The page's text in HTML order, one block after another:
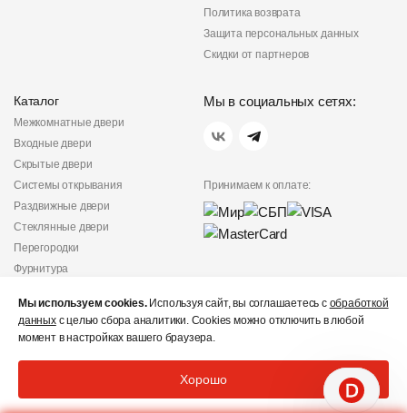
Политика возврата
Защита персональных данных
Скидки от партнеров
Каталог
Межкомнатные двери
Входные двери
Скрытые двери
Системы открывания
Раздвижные двери
Стеклянные двери
Перегородки
Фурнитура
Мы в социальных сетях:
Принимаем к оплате:
конфиденциальности
Не является публичной
© «Дверишоп» 2012 - 2026
Мы используем cookies.Используя сайт, вы соглашаетесь с обработкой
данныхс целью сбора аналитики. Cookies можно отключить в любой
момент в настройках вашего браузера.
Хорошо